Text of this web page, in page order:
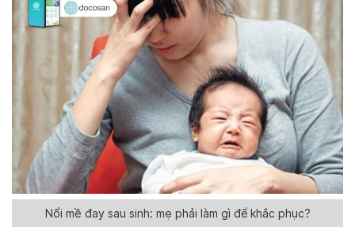
Nổi mề đay sau sinh: mẹ phải làm gì để khắc phục?